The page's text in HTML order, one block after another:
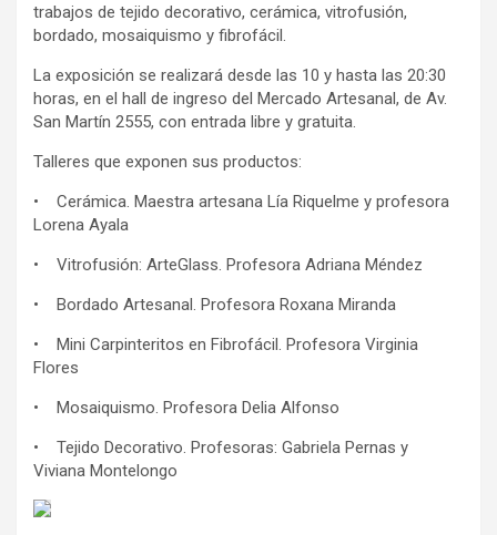
trabajos de tejido decorativo, cerámica, vitrofusión,
bordado, mosaiquismo y fibrofácil.
La exposición se realizará desde las 10 y hasta las 20:30
horas, en el hall de ingreso del Mercado Artesanal, de Av.
San Martín 2555, con entrada libre y gratuita.
Talleres que exponen sus productos:
• Cerámica. Maestra artesana Lía Riquelme y profesora
Lorena Ayala
• Vitrofusión: ArteGlass. Profesora Adriana Méndez
• Bordado Artesanal. Profesora Roxana Miranda
• Mini Carpinteritos en Fibrofácil. Profesora Virginia
Flores
• Mosaiquismo. Profesora Delia Alfonso
• Tejido Decorativo. Profesoras: Gabriela Pernas y
Viviana Montelongo